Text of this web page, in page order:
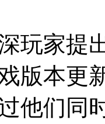
玩家提
版本更
他们同